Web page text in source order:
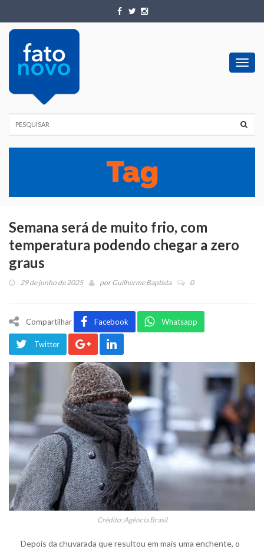
Semana será de muito frio, com
temperatura podendo chegar a zero
graus
29 de junho de 2025 porGuilherme Baptista 0
Compartilhar Facebook Whatsapp
Twitter
Crédito: Agência Brasil
Depois da chuvarada que resultou em mais uma enchente, o